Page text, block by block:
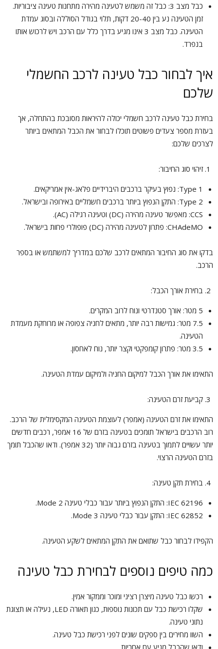
כבל מצב 3: כבל זה משמש לטעינה מהירה מתחנות טעינה ציבוריות.
זמן הטעינה נע בין 20-40 דקות, תלוי בגודל הסוללה ובסוג עמדת
הטעינה. כבל מצב 3 אינו מגיע בדרך כלל עם הרכב ויש לרכוש אותו
בנפרד.
איך לבחור כבל טעינה לרכב החשמלי
שלכם
בחירת כבל טעינה לרכב חשמלי יכולה להיראות מסובכת בהתחלה, אך
בעזרת מספר צעדים פשוטים תוכלו לבחור את הכבל המתאים ביותר
לצרכים שלכם:
זיהוי סוג החיבור:
Type 1: נפוץ בעיקר ברכבים היברידיים פלאג-אין אמריקאים.
Type 2: התקן הנפוץ ביותר ברכבים חשמליים באירופה ובישראל.
CCS: מאפשר טעינה מהירה (DC) וטעינה רגילה (AC).
CHAdeMO: פתרון לטעינה מהירה (DC) פופולרי פחות בישראל.
בדקו את סוג החיבור המתאים לרכב שלכם במדריך למשתמש או בספר
הרכב.
בחירת אורך הכבל:
5 מטר: אורך סטנדרטי ונוח לרוב המקרים.
7.5 מטר: גמישות רבה יותר, מתאים לחניה צפופה או מרוחקת מעמדת
הטעינה.
3.5 מטר: פתרון קומפקטי וקצר יותר, נוח לאחסון.
התאימו את אורך הכבל למיקום החניה ולמיקום עמדת הטעינה.
קביעת זרם הטעינה:
התאימו את זרם הטעינה (אמפר) לעוצמת הטעינה המקסימלית של הרכב.
רוב הרכבים בישראל תומכים בטעינה בזרם של 16 אמפר, רכבים חדשים
יותר עשויים לתמוך בטעינה בזרם גבוה יותר (32 אמפר). ודאו שהכבל תומך
בזרם הטעינה הרצוי.
בחירת תקן טעינה:
IEC 62196: התקן הנפוץ ביותר עבור כבלי טעינה Mode 2.
IEC 62852: התקן עבור כבלי טעינה Mode 3.
הקפידו לבחור כבל שתואם את התקן המתאים לשקע הטעינה.
כמה טיפים נוספים לבחירת כבל טעינה
רכשו כבל טעינה מיצרן רציני ומוכר וממקור אמין.
שקלו רכישת כבל עם תכונות נוספות, כגון תאורה LED, נעילה או תצוגת
נתוני טעינה.
השוו מחירים בין ספקים שונים לפני רכישת כבל טעינה.
ודאו שהכבל מגיע עם אחריות.